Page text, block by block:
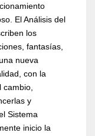
El Análisis del
los
fantasías,
nueva
con la
y
Sistema
inicio la